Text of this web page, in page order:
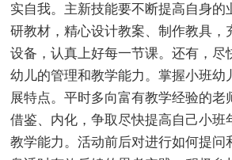
实自我。主新技能要不断提高自身的
研教材，精心设计教案、制作教具，
设备，认真上好每一节课。还有，尽
幼儿的管理和教学能力。掌握小班幼
展特点。平时多向富有教学经验的老
借鉴、内化，争取尽快提高自己小班
教学能力。活动前后对进行如何提问